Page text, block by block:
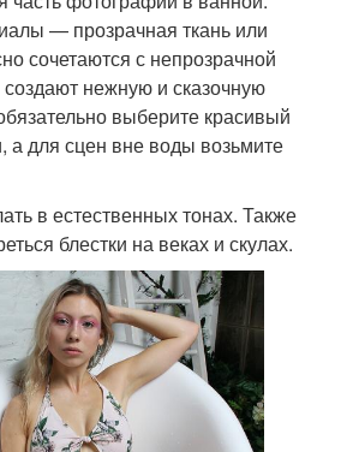
— прозрачная ткань или
сочетаются с непрозрачной
нежную и сказочную
выберите красивый
а для сцен вне воды возьмите
в естественных тонах. Также
блестки на веках и скулах.